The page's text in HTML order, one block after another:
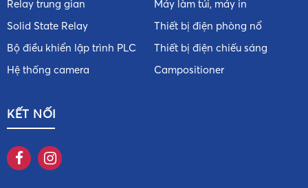
Relay trung gian
Solid State Relay
Bộ điều khiển lập trình PLC
Hệ thống camera
Máy làm túi, máy in
Thiết bị điện phòng nổ
Thiết bị điện chiếu sáng
Campositioner
KẾT NỐI